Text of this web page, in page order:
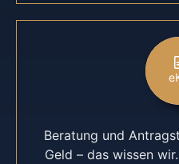
Beratung und
Geld – das wissen